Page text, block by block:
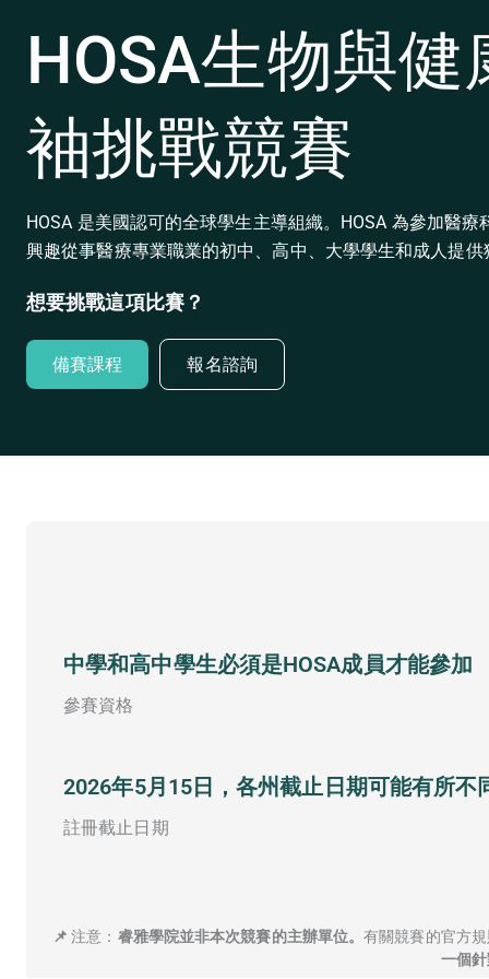
HOSA生物與
袖挑戰競賽
HOSA 是美國認可的全球學生主導組織。HOSA 為參加醫
興趣從事醫療專業職業的初中、高中、大學學生和成人提
想要挑戰這項比賽？
備賽課程 報名諮詢
中學和高中學生必須是HOSA成員才能參加
參賽資格
2026年5月15日，各州截止日期可能有所不
註冊截止日期
📌注意： 睿雅學院並非本次競賽的主辦單位。有關競賽的官方
一個